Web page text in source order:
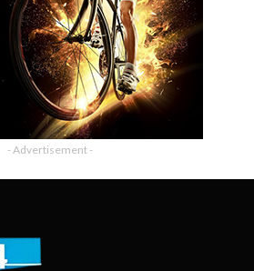
- Advertisement -